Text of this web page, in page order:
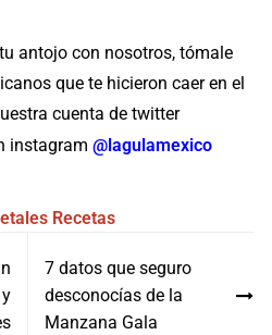
antojo con nosotros, tómale
que te hicieron caer en el
cuenta de twitter
instagram@lagulamexico
Recetas
7 datos que seguro
desconocías de la
Manzana Gala